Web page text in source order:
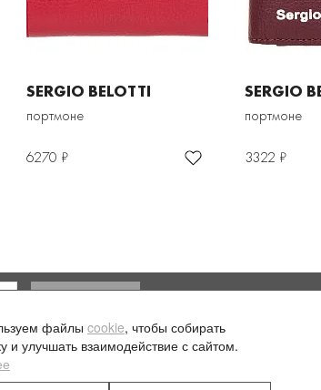
SERGIO BELOTTI
портмоне
6270 ₽
SERGIO
портмоне
3322 ₽
моих
файлы cookie, чтобы собирать
и улучшать взаимодействие с сайтом.